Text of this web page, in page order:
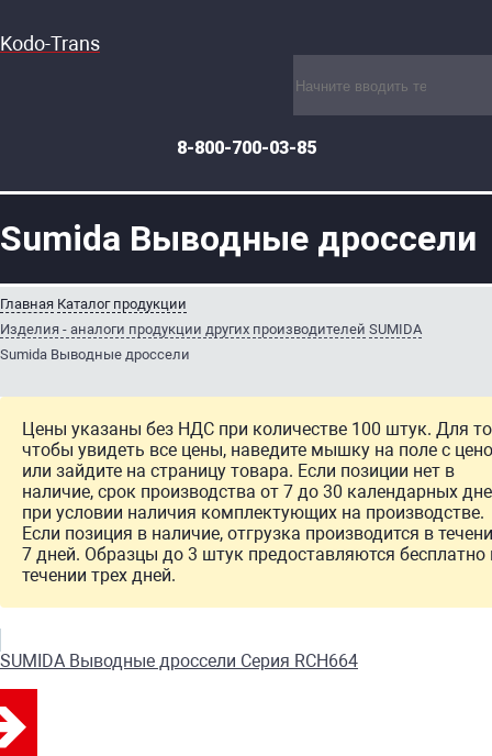
Kodo-Trans
8-800-700-03-85
Sumida Выводные дроссели
Главная Каталог продукции
Изделия - аналоги продукции других производителей SUMIDA
Sumida Выводные дроссели
Цены указаны без НДС при количестве 100 штук. Для
чтобы увидеть все цены, наведите мышку на поле с
или зайдите на страницу товара. Если позиции нет в
наличие, срок производства от 7 до 30 календарных
при условии наличия комплектующих на производстве.
Если позиция в наличие, отгрузка производится в
7 дней. Образцы до 3 штук предоставляются бесплатно
течении трех дней.
SUMIDA Выводные дроссели Серия RCH664